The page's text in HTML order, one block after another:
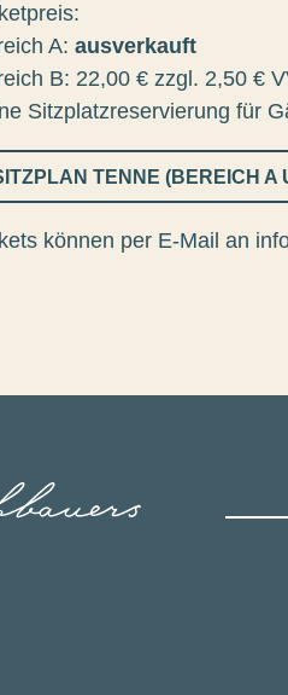
A:ausverkauft
B: 22,00 € zzgl. 2,50 €
Sitzplatzreservierung für
TENNE (BEREICH A
können per E-Mail an